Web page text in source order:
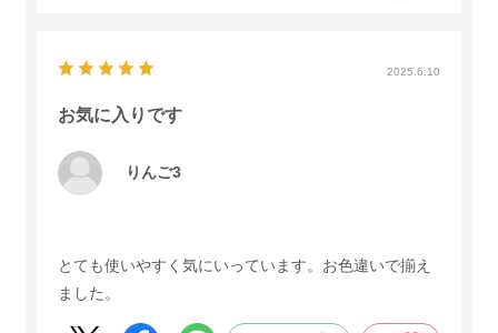
2025.6.10
お気に入りです
りんご3
とても使いやすく気にいっています。お色違いで揃え
ました。